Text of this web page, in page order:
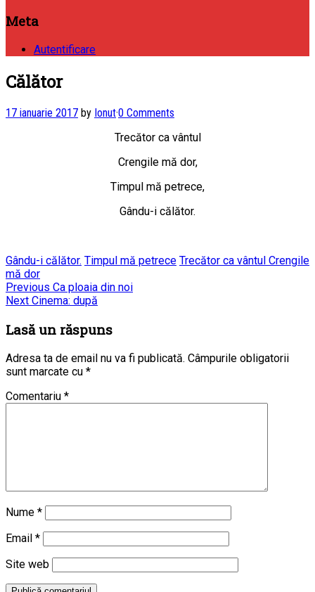
Meta
Autentificare
Călător
17 ianuarie 2017 by Ionut·0 Comments
Trecător ca vântul
Crengile mă dor,
Timpul mă petrece,
Gându-i călător.
Gându-i călător. Timpul mă petrece Trecător ca vântul Crengile
mă dor
Navigare
articole
Previous Previous
post:
Ca ploaia din noi
Next Next
Cinema: după
Lasă un răspuns
Adresa ta de email nu va fi publicată. Câmpurile obligatorii
sunt marcate cu *
Comentariu *
Nume *
Email *
Site web